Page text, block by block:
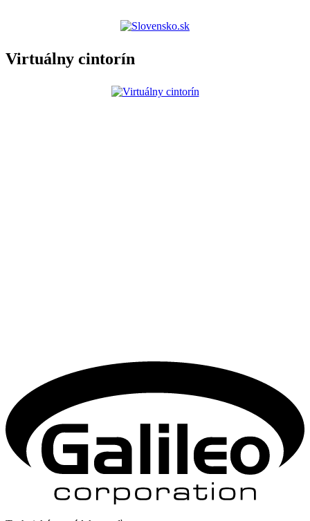
Virtuálny cintorín